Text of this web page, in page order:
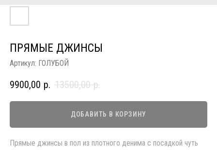
ПРЯМЫЕ ДЖИНСЫ
Артикул: ГОЛУБОЙ
9900,00 р. 13500,00 р.
ДОБАВИТЬ В КОРЗИНУ
Прямые джинсы в пол из плотного денима с посадкой чуть